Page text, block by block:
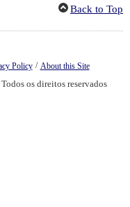
Back to Top
Policy / About this Site
os direitos reservados